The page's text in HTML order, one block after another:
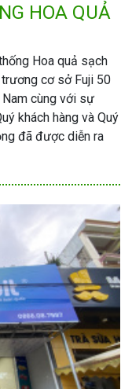
HOA QUẢ
Hoa quả sạch
cơ sở Fuji 50
Nam cùng với sự
khách hàng và Quý
đã được diễn ra